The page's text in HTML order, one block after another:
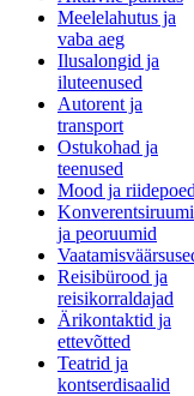
Meelelahutus ja
vaba aeg
Ilusalongid ja
iluteenused
Autorent ja
transport
Ostukohad ja
teenused
Mood ja riidepoed
ja peoruumid
Reisibürood ja
reisikorraldajad
Ärikontaktid ja
ettevõtted
Teatrid ja
kontserdisaalid